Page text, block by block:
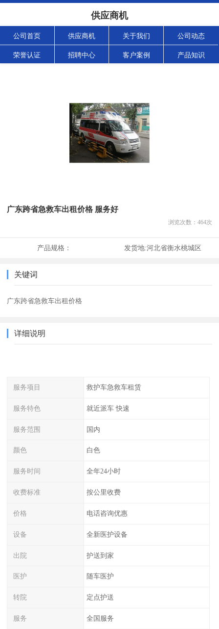
供应商机
公司首页 供应商机 关于我们 公司动态
荣誉认证 招聘中心 客户案例 产品知识
广东跨省急救车出租价格 服务好
浏览次数： 464次
产品规格： 发货地:河北省衡水桃城区
关键词
广东跨省急救车出租价格
详细说明
服务项目 救护车急救车租赁
服务特色 就近派车 快速
服务范围 国内
颜色 白色
服务时间 全年24小时
收费标准 按公里收费
价格 电话咨询优惠
设备 全新医护设备
出院 护送到家
医护 随车医护
转院 定点护送
服务 全国服务